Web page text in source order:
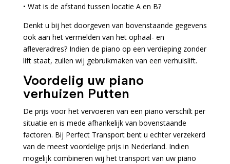
• Wat is de afstand tussen locatie A en B?
Denkt u bij het doorgeven van bovenstaande gegevens
ook aan het vermelden van het ophaal- en
afleveradres? Indien de piano op een verdieping zonder
lift staat, zullen wij gebruikmaken van een verhuislift.
Voordelig uw piano
verhuizen Putten
De prijs voor het vervoeren van een piano verschilt per
situatie en is mede afhankelijk van bovenstaande
factoren. Bij Perfect Transport bent u echter verzekerd
van de meest voordelige prijs in Nederland. Indien
mogelijk combineren wij het transport van uw piano